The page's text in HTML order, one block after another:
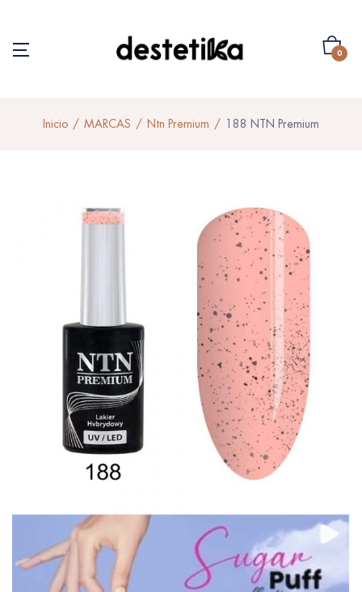
0
Inicio MARCAS Ntn Premium 188 NTN Premium